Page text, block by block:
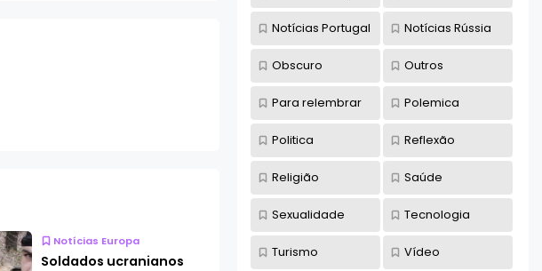
Notícias Europa
Soldados ucranianos
Notícias Portugal Notícias Rússia
Obscuro Outros
Para relembrar Polemica
Politica Reflexão
Religião Saúde
Sexualidade Tecnologia
Turismo Vídeo